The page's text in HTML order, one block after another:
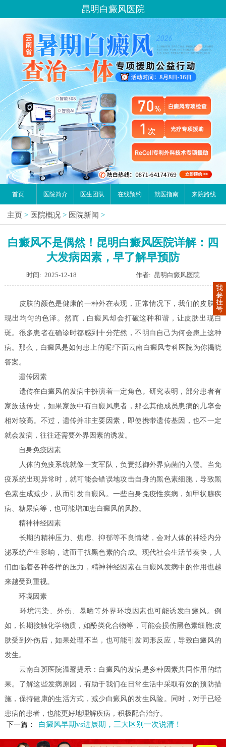
昆明白癜风医院
首页 医院简介 医生团队 在线预约 就医指南 来院路线
主页 > 医院概况 > 医院新闻 >
白癜风不是偶然！昆明白癜风医院详解：四
大发病因素，早了解早预防
时间: 2025-12-18 作者: 昆明白癜风医院
皮肤的颜色是健康的一种外在表现，正常情况下，我们的皮肤呈
现出均匀的色泽。然而，白癜风却会打破这种和谐，让皮肤出现白
斑。很多患者在确诊时都感到十分茫然，不明白自己为何会患上这种
病。那么，白癜风是如何患上的呢?下面云南白癜风专科医院为你揭晓
答案。
遗传因素
遗传在白癜风的发病中扮演着一定角色。研究表明，部分患者有
家族遗传史，如果家族中有白癜风患者，那么其他成员患病的几率会
相对较高。不过，遗传并非主要因素，即使携带遗传基因，也不一定
就会发病，往往还需要外界因素的诱发。
自身免疫因素
人体的免疫系统就像一支军队，负责抵御外界病菌的入侵。当免
疫系统出现异常时，就可能会错误地攻击自身的黑色素细胞，导致黑
色素生成减少，从而引发白癜风。一些自身免疫性疾病，如甲状腺疾
病、糖尿病等，也可能增加患白癜风的风险。
精神神经因素
长期的精神压力、焦虑、抑郁等不良情绪，会对人体的神经内分
泌系统产生影响，进而干扰黑色素的合成。现代社会生活节奏快，人
们面临着各种各样的压力，精神神经因素在白癜风发病中的作用也越
来越受到重视。
环境因素
环境污染、外伤、暴晒等外界环境因素也可能诱发白癜风。例
如，长期接触化学物质，如酚类化合物等，可能会损伤黑色素细胞;皮
肤受到外伤后，如果处理不当，也可能引发同形反应，导致白癜风的
发生。
云南白斑医院温馨提示：白癜风的发病是多种因素共同作用的结
果。了解这些发病原因，有助于我们在日常生活中采取有效的预防措
施，保持健康的生活方式，减少白癜风的发生风险。同时，对于已经
患病的患者，也能更好地理解疾病，积极配合治疗。
下一篇：
白癜风早期vs进展期，三大区别一次说清！
我
要
挂
号